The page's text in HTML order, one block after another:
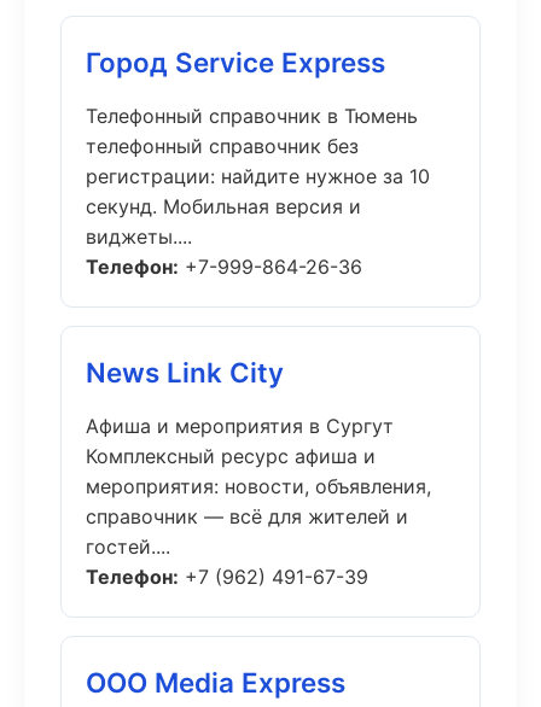
Город Service Express
Телефонный справочник в Тюмень
телефонный справочник без
регистрации: найдите нужное за 10
секунд. Мобильная версия и
виджеты....
Телефон: +7-999-864-26-36
News Link City
Афиша и мероприятия в Сургут
Комплексный ресурс афиша и
мероприятия: новости, объявления,
справочник — всё для жителей и
гостей....
Телефон: +7 (962) 491-67-39
ООО Media Express